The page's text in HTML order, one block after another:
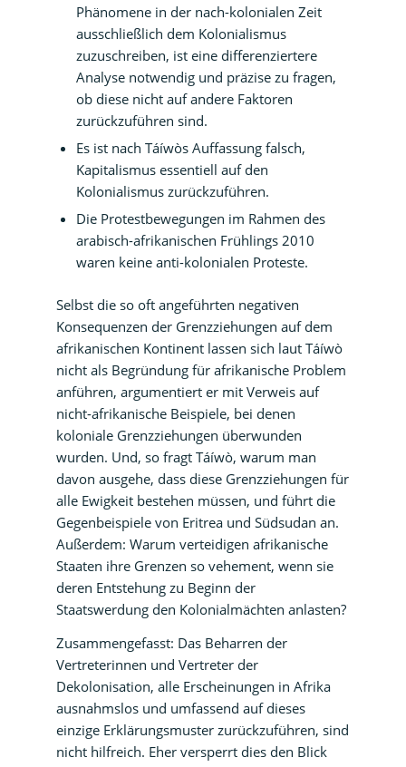
Phänomene in der nach-kolonialen Zeit
ausschließlich dem Kolonialismus
zuzuschreiben, ist eine differenziertere
Analyse notwendig und präzise zu fragen,
ob diese nicht auf andere Faktoren
zurückzuführen sind.
Es ist nach Táíwòs Auffassung falsch,
Kapitalismus essentiell auf den
Kolonialismus zurückzuführen.
Die Protestbewegungen im Rahmen des
arabisch-afrikanischen Frühlings 2010
waren keine anti-kolonialen Proteste.
Selbst die so oft angeführten negativen
Konsequenzen der Grenzziehungen auf dem
afrikanischen Kontinent lassen sich laut Táíwò
nicht als Begründung für afrikanische Problem
anführen, argumentiert er mit Verweis auf
nicht-afrikanische Beispiele, bei denen
koloniale Grenzziehungen überwunden
wurden. Und, so fragt Táíwò, warum man
davon ausgehe, dass diese Grenzziehungen für
alle Ewigkeit bestehen müssen, und führt die
Gegenbeispiele von Eritrea und Südsudan an.
Außerdem: Warum verteidigen afrikanische
Staaten ihre Grenzen so vehement, wenn sie
deren Entstehung zu Beginn der
Staatswerdung den Kolonialmächten anlasten?
Zusammengefasst: Das Beharren der
Vertreterinnen und Vertreter der
Dekolonisation, alle Erscheinungen in Afrika
ausnahmslos und umfassend auf dieses
einzige Erklärungsmuster zurückzuführen, sind
nicht hilfreich. Eher versperrt dies den Blick